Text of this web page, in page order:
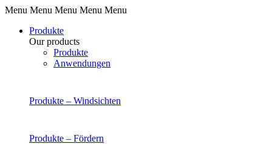
Menu Menu Menu Menu Menu
Produkte
Our products
Produkte
Anwendungen
Produkte – Windsichten
Produkte – Fördern